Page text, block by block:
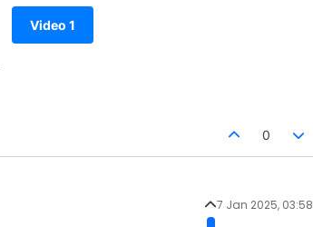
Video 1
0
7 Jan 2025, 03:58